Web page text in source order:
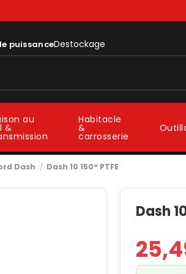
puissanceDestockage
au
&
Habitacle
&
carrosserie
Dash Dash 10 150° PTFE
Dash